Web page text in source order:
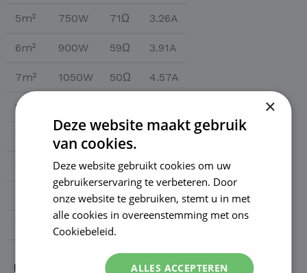
5m² 750W 71Ω 3.26A
6m² 900W 59Ω 3.91A
7m² 1050W 50Ω 4.57A
8m²
39Ω
1500W 35Ω 6.52A
1650W 32Ω 7.17A
1800W 29Ω
M² OHM AMP
×
Deze website maakt gebruik
van cookies.
Deze website gebruikt cookies om uw
gebruikerservaring te verbeteren. Door
onze website te gebruiken, stemt u in met
alle cookies in overeenstemming met ons
Cookiebeleid.
ALLES ACCEPTEREN